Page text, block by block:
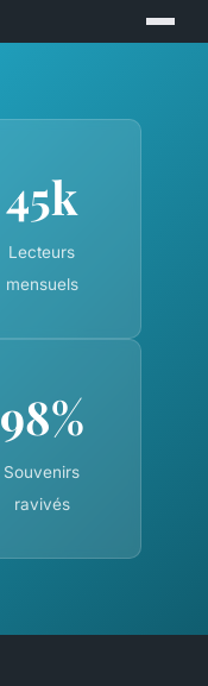
45k
Lecteurs
mensuels
98%
Souvenirs
ravivés